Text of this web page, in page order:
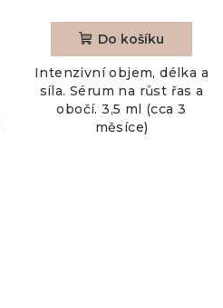
Do košíku
Intenzivní objem, délka a
síla. Sérum na růst řas a
obočí. 3,5 ml (cca 3
měsíce)